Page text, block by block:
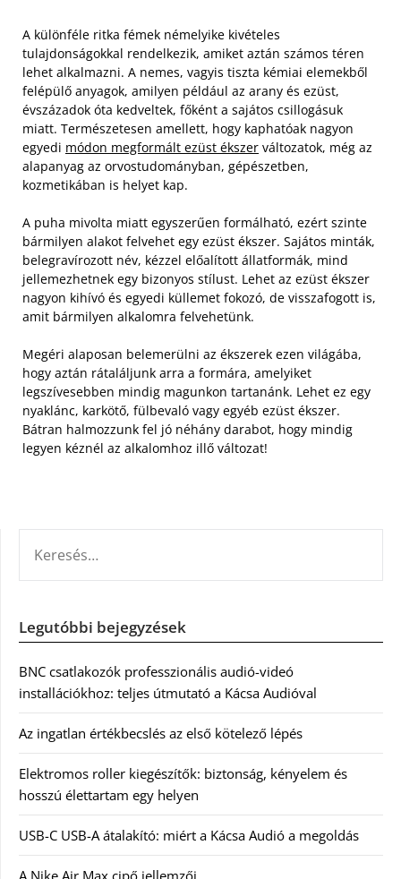
A különféle ritka fémek némelyike kivételes
tulajdonságokkal rendelkezik, amiket aztán számos téren
lehet alkalmazni. A nemes, vagyis tiszta kémiai elemekből
felépülő anyagok, amilyen például az arany és ezüst,
évszázadok óta kedveltek, főként a sajátos csillogásuk
miatt. Természetesen amellett, hogy kaphatóak nagyon
egyedi módon megformált ezüst ékszer változatok, még az
alapanyag az orvostudományban, gépészetben,
kozmetikában is helyet kap.
A puha mivolta miatt egyszerűen formálható, ezért szinte
bármilyen alakot felvehet egy ezüst ékszer. Sajátos minták,
belegravírozott név, kézzel előalított állatformák, mind
jellemezhetnek egy bizonyos stílust. Lehet az ezüst ékszer
nagyon kihívó és egyedi küllemet fokozó, de visszafogott is,
amit bármilyen alkalomra felvehetünk.
Megéri alaposan belemerülni az ékszerek ezen világába,
hogy aztán rátaláljunk arra a formára, amelyiket
legszívesebben mindig magunkon tartanánk. Lehet ez egy
nyaklánc, karkötő, fülbevaló vagy egyéb ezüst ékszer.
Bátran halmozzunk fel jó néhány darabot, hogy mindig
legyen kéznél az alkalomhoz illő változat!
Legutóbbi bejegyzések
BNC csatlakozók professzionális audió-videó
installációkhoz: teljes útmutató a Kácsa Audióval
Az ingatlan értékbecslés az első kötelező lépés
Elektromos roller kiegészítők: biztonság, kényelem és
hosszú élettartam egy helyen
USB-C USB-A átalakító: miért a Kácsa Audió a megoldás
A Nike Air Max cipő jellemzői